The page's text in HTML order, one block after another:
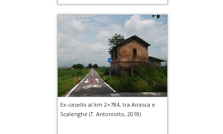
Ex-casello al km 2+784, tra Airasca e
Scalenghe (T. Antoniotto, 2018)